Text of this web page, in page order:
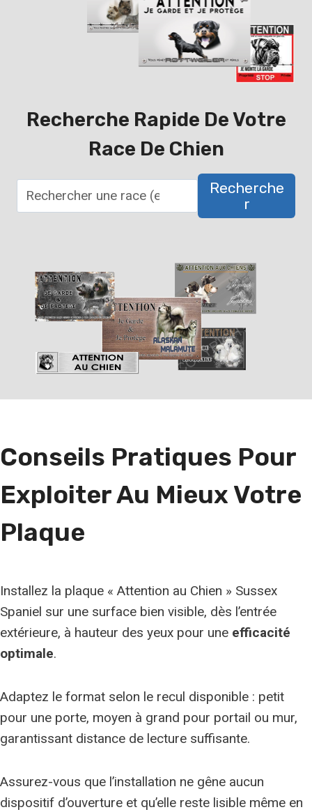
Recherche Rapide De Votre
Race De Chien
e
a
e
Recherche
R
Conseils Pratiques Pour
Exploiter Au Mieux Votre
Plaque
Installez la plaque « Attention au Chien » Sussex
Spaniel sur une surface bien visible, dès l’entrée
extérieure, à hauteur des yeux pour une efficacité
optimale.
Adaptez le format selon le recul disponible : petit
pour une porte, moyen à grand pour portail ou mur,
garantissant distance de lecture suffisante.
Assurez-vous que l’installation ne gêne aucun
dispositif d’ouverture et qu’elle reste lisible même en